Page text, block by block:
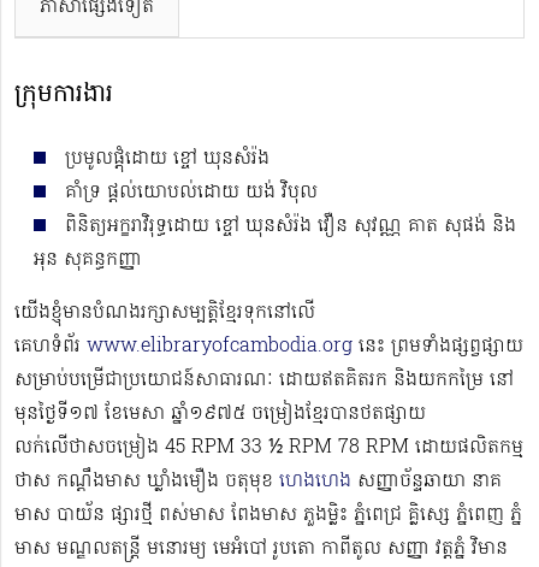
ភាសាផ្សេងទៀត
ក្រុមការងារ
ប្រមូលផ្តុំដោយ ខ្ចៅ ឃុនសំរ៉ង
គាំទ្រ ផ្តល់យោបល់ដោយ យង់ វិបុល
ពិនិត្យអក្ខរាវិរុទ្ធដោយ ខ្ចៅ ឃុនសំរ៉ង វឿន សុវណ្ណ គាត សុផង់ និង
អុន សុគន្ធកញ្ញា
យើងខ្ញុំមានបំណងរក្សាសម្បត្តិខ្មែរទុកនៅលើ
គេហទំព័រ www.elibraryofcambodia.org នេះ ព្រមទាំងផ្សព្វផ្សាយ
សម្រាប់បម្រើជាប្រយោជន៍សាធារណៈ ដោយឥតគិតរក និងយកកម្រៃ នៅ
មុនថ្ងៃទី១៧ ខែមេសា ឆ្នាំ១៩៧៥ ចម្រៀងខ្មែរបានថតផ្សាយ
លក់លើថាសចម្រៀង 45 RPM 33 ½ RPM 78 RPM​ ដោយផលិតកម្ម
ថាស កណ្ដឹងមាស ឃ្លាំងមឿង ចតុមុខ ហេងហេង សញ្ញាច័ន្ទឆាយា នាគ
មាស បាយ័ន ផ្សារថ្មី ពស់មាស ពែងមាស ភួងម្លិះ ភ្នំពេជ្រ គ្លិស្សេ ភ្នំពេញ ភ្នំ
មាស មណ្ឌលតន្រ្តី មនោរម្យ មេអំបៅ រូបតោ កាពីតូល សញ្ញា វត្តភ្នំ វិមាន